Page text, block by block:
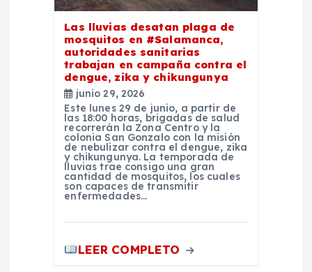
Las lluvias desatan plaga de
mosquitos en #Salamanca,
autoridades sanitarias
trabajan en campaña contra el
dengue, zika y chikungunya
junio 29, 2026
Este lunes 29 de junio, a partir de
las 18:00 horas, brigadas de salud
recorrerán la Zona Centro y la
colonia San Gonzalo con la misión
de nebulizar contra el dengue, zika
y chikungunya. La temporada de
lluvias trae consigo una gran
cantidad de mosquitos, los cuales
son capaces de transmitir
enfermedades…
LEER COMPLETO